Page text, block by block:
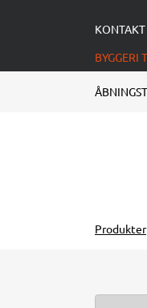
BYGGERI
Produkter